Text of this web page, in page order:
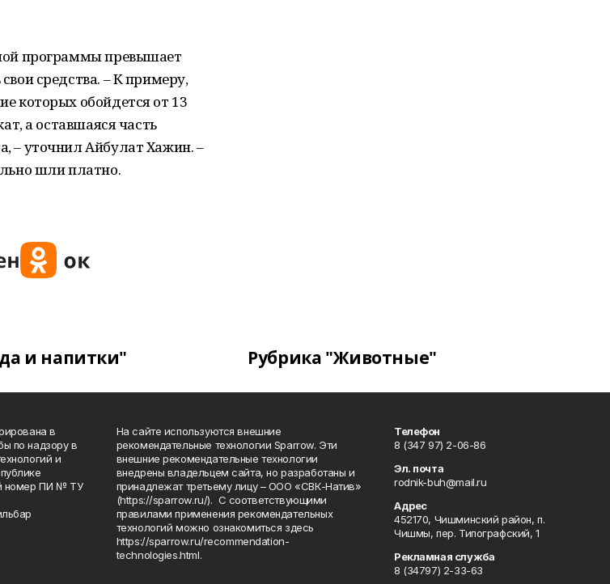
программы превышает
средства. – К примеру,
которых обойдется от 13
а оставшаяся часть
– уточнил Айбулат Хажин. –
шли платно.
и напитки" Рубрика "Животные"
в
по надзору в
и
номер ПИ № ТУ
На сайте используются внешние
рекомендательные технологии Sparrow. Эти
внешние рекомендательные технологии
внедрены владельцем сайта, но разработаны и
принадлежат третьему лицу – ООО «СВК-Натив»
(https://sparrow.ru/). С соответствующими
правилами применения рекомендательных
технологий можно ознакомиться здесь
https://sparrow.ru/recommendation-
technologies.html.
Телефон
8 (347 97) 2-06-86
Эл. почта
rodnik-buh@mail.ru
Адрес
452170, Чишминский район, п.
Чишмы, пер. Типографский, 1
Рекламная служба
8 (34797) 2-33-63